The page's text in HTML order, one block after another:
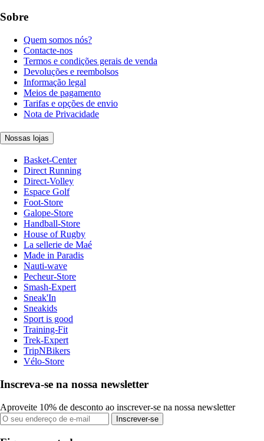
Sobre
Quem somos nós?
Contacte-nos
Termos e condições gerais de venda
Devoluções e reembolsos
Informação legal
Meios de pagamento
Tarifas e opções de envio
Nota de Privacidade
Nossas lojas
Basket-Center
Direct Running
Direct-Volley
Espace Golf
Foot-Store
Galope-Store
Handball-Store
House of Rugby
La sellerie de Maé
Made in Paradis
Nauti-wave
Pecheur-Store
Smash-Expert
Sneak'In
Sneakids
Sport is good
Training-Fit
Trek-Expert
TripNBikers
Vélo-Store
Inscreva-se na nossa newsletter
Aproveite 10% de desconto ao inscrever-se na nossa newsletter
Inscrever-se